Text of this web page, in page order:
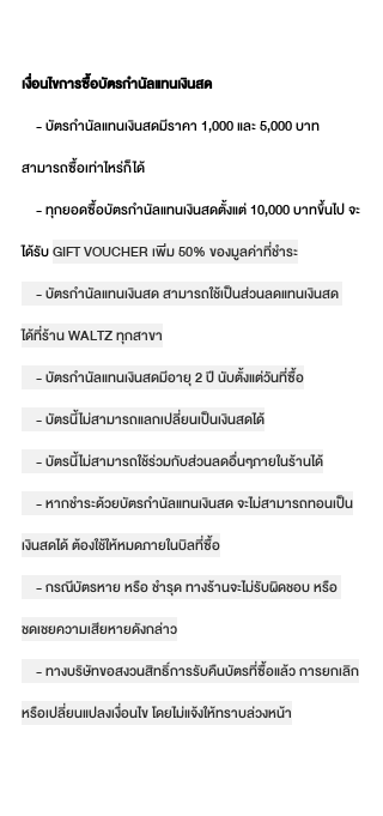
เงื่อนไขการซื้อบัตรกำนัลแทนเงินสด
สามารถซื้อเท่าไหร่ก็ได้
ได้รับ GIFT VOUCHER เพิ่ม 50% ของมูลค่าที่ชำระ
ได้ที่ร้าน WALTZ ทุกสาขา
    - บัตรกำนัลแทนเงินสดมีอายุ 2 ปี นับตั้งแต่วันที่ซื้อ
    - บัตรนี้ไม่สามารถแลกเปลี่ยนเป็นเงินสดได้
    - บัตรนี้ไม่สามารถใช้ร่วมกับส่วนลดอื่นๆภายในร้านได้
เงินสดได้ ต้องใช้ให้หมดภายในบิลที่ซื้อ
ชดเชยความเสียหายดังกล่าว
หรือเปลี่ยนแปลงเงื่อนไข โดยไม่แจ้งให้ทราบล่วงหน้า